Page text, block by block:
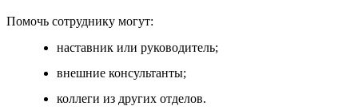
Помочь сотруднику могут:
наставник или руководитель;
внешние консультанты;
коллеги из других отделов.